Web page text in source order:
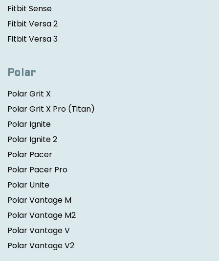
Fitbit Sense
Fitbit Versa 2
Fitbit Versa 3
Polar
Polar Grit X
Polar Grit X Pro (Titan)
Polar Ignite
Polar Ignite 2
Polar Pacer
Polar Pacer Pro
Polar Unite
Polar Vantage M
Polar Vantage M2
Polar Vantage V
Polar Vantage V2